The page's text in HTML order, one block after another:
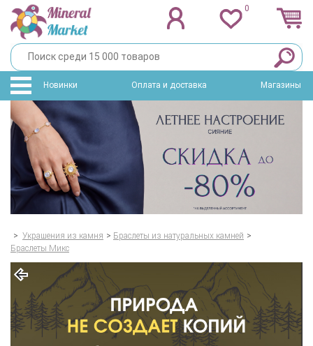
0
Новинки Оплата и доставка Магазины
> Украшения из камня > Браслеты из натуральных камней >
Браслеты Микс